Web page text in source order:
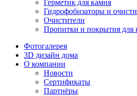
Герметик для камня
Гидрофобизаторы и
Очистители
Пропитки и покрытия для
Фотогалерея
3D дизайн дома
О компании
Новости
Сертификаты
Партнёры